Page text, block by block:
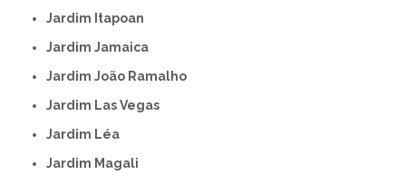
Jardim Itapoan
Jardim Jamaica
Jardim João Ramalho
Jardim Las Vegas
Jardim Léa
Jardim Magali